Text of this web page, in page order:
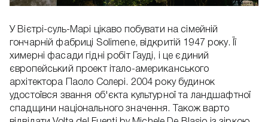
У Вієтрі-суль-Марі цікаво побувати на сімейній
гончарній фабриці Solimene, відкритій 1947 року. Її
химерні фасади гідні робіт Гауді, і це єдиний
європейський проект італо-американського
архітектора Паоло Солері. 2004 року будинок
удостоївся звання об'єкта культурної та ландшафтної
спадщини національного значення. Також варто